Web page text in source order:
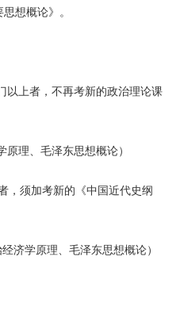
想概论》。
上者，不再考新的政治理论课
原理、毛泽东思想概论）
，须加考新的《中国近代史纲
学原理、毛泽东思想概论）